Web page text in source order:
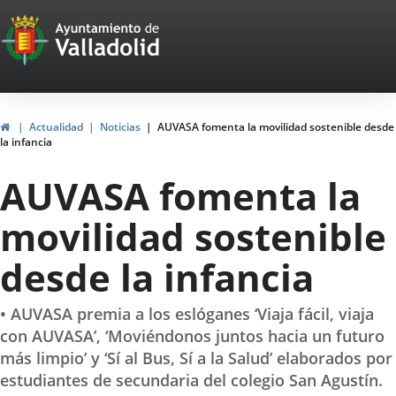
Portal
Web
del
Ayuntamiento
de
Valladolid
HomeActualidad Noticias
AUVASA fomenta la movilidad sostenible desde
la infancia
AUVASA fomenta la
movilidad sostenible
desde la infancia
• AUVASA premia a los eslóganes ‘Viaja fácil, viaja
con AUVASA’, ‘Moviéndonos juntos hacia un futuro
más limpio’ y ‘Sí al Bus, Sí a la Salud’ elaborados por
estudiantes de secundaria del colegio San Agustín.